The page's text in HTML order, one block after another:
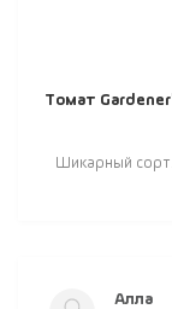
Томат
Шикарный сорт.
Алла